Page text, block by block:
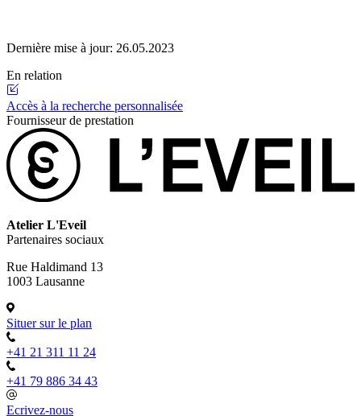
Dernière mise à jour: 26.05.2023
En relation
Accès à la recherche personnalisée
Fournisseur de prestation
Atelier L'Eveil
Partenaires sociaux
Rue Haldimand 13
1003 Lausanne
Situer sur le plan
+41 21 311 11 24
+41 79 886 34 43
Ecrivez-nous